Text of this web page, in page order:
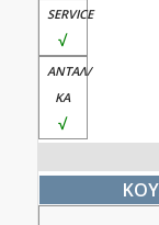
√
√